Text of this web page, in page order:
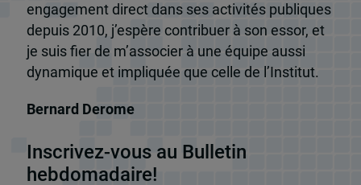
engagement direct dans ses activités publiques
depuis 2010, j’espère contribuer à son essor, et
je suis fier de m’associer à une équipe aussi
dynamique et impliquée que celle de l’Institut.
Bernard Derome
Inscrivez-vous au Bulletin
hebdomadaire!